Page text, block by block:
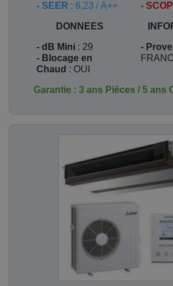
- SEER : 6,23 / A++
- SCOP
DONNEES
- dB Mini : 29
- Blocage en
Chaud : OUI
-
Garantie : 3 ans Pièces / 5 ans